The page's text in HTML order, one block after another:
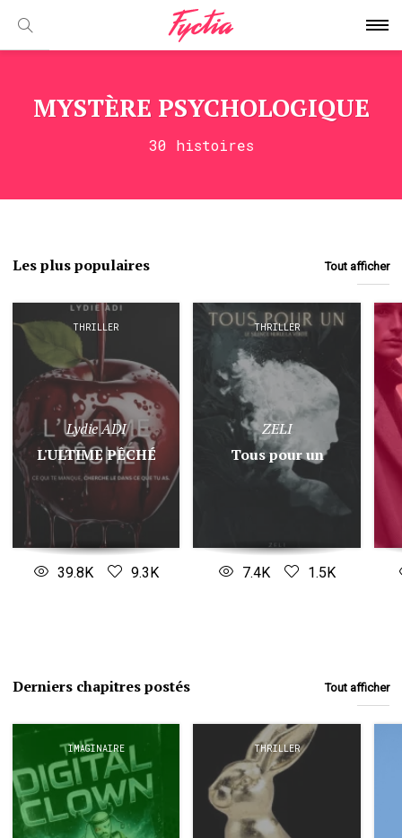
MYSTÈRE PSYCHOLOGIQUE
30 histoires
Les plus populaires Tout afficher
THRILLER
Lydie ADI
L'ULTIME PÊCHÉ
39.8K 9.3K
THRILLER
ZELI
Tous pour un
7.4K 1.5K
Derniers chapitres postés Tout afficher
IMAGINAIRE THRILLER